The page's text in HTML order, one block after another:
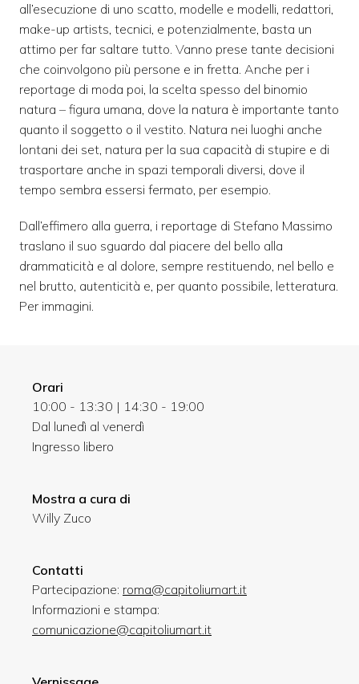
all’esecuzione di uno scatto, modelle e modelli, redattori,
make-up artists, tecnici, e potenzialmente, basta un
attimo per far saltare tutto. Vanno prese tante decisioni
che coinvolgono più persone e in fretta. Anche per i
reportage di moda poi, la scelta spesso del binomio
natura – figura umana, dove la natura è importante tanto
quanto il soggetto o il vestito. Natura nei luoghi anche
lontani dei set, natura per la sua capacità di stupire e di
trasportare anche in spazi temporali diversi, dove il
tempo sembra essersi fermato, per esempio.
Dall’effimero alla guerra, i reportage di Stefano Massimo
traslano il suo sguardo dal piacere del bello alla
drammaticità e al dolore, sempre restituendo, nel bello e
nel brutto, autenticità e, per quanto possibile, letteratura.
Per immagini.
Orari
10:00 - 13:30 | 14:30 - 19:00
Dal lunedì al venerdì
Ingresso libero
Mostra a cura di
Willy Zuco
Contatti
Partecipazione: roma@capitoliumart.it
Informazioni e stampa:
comunicazione@capitoliumart.it